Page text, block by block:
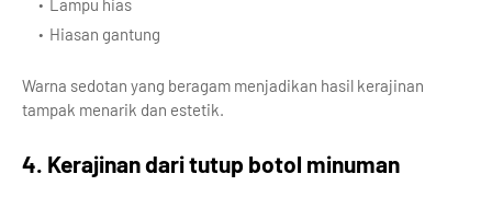
Lampu hias
Hiasan gantung
Warna sedotan yang beragam menjadikan hasil kerajinan
tampak menarik dan estetik.
4. Kerajinan dari tutup botol minuman